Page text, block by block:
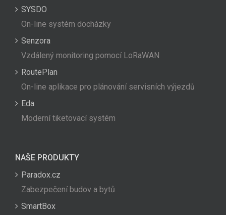
SYSDO
On-line systém docházky
Senzora
Vzdálený monitoring pomocí LoRaWAN
RoutePlan
On-line aplikace pro plánování servisních výjezdů
Eda
Moderní tiketovací systém
NAŠE PRODUKTY
Paradox.cz
Zabezpečení budov a bytů
SmartBox